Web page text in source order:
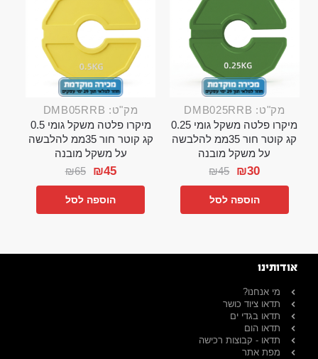
מק"ט: DMB025RRB
מיקרו פלטה משקל גומי 0.25
קג קוטר חור 35ממ להלבשה
על משקל מובנה
₪45 ₪30
הוספה לסל
מק"ט: DMB05RRB
מיקרו פלטה משקל גומי 0.5
קג קוטר חור 35ממ להלבשה
על משקל מובנה
₪65 ₪45
הוספה לסל
אודותינו
מי אנחנו?
תדאו ציוד כושר
תדאו בגדי ים
תדאו הום
תדאו - קבוצות רכישה
מפת אתר